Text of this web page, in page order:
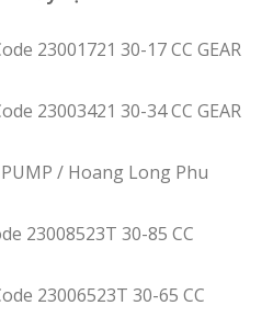
23001721 30-17 CC GEAR
23003421 30-34 CC GEAR
PUMP / Hoang Long Phu
23008523T 30-85 CC
23006523T 30-65 CC